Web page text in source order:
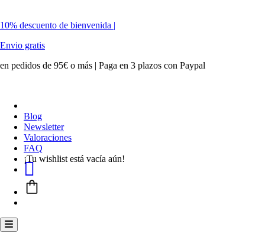
10% descuento de bienvenida |
Envio gratis
en pedidos de 95€ o más | Paga en 3 plazos con Paypal
Blog
Newsletter
Valoraciones
FAQ
¡Tu wishlist está vacía aún!
cuenta
Menú conmutador hamburguesa